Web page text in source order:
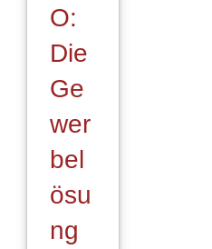
O:
Die
Ge
wer
bel
ösu
ng